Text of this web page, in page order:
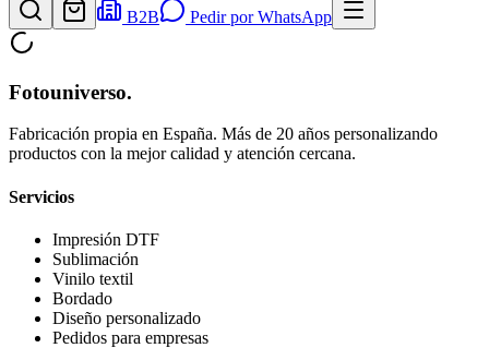
B2B
Pedir por WhatsApp
Fotouniverso.
Fabricación propia en España. Más de 20 años personalizando
productos con la mejor calidad y atención cercana.
Servicios
Impresión DTF
Sublimación
Vinilo textil
Bordado
Diseño personalizado
Pedidos para empresas